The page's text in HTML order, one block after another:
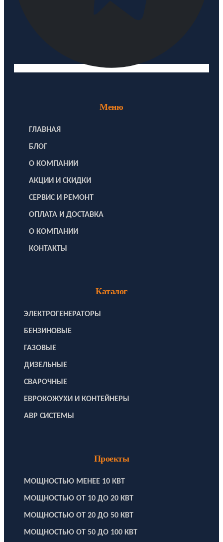
Меню
ГЛАВНАЯ
БЛОГ
О КОМПАНИИ
АКЦИИ И СКИДКИ
СЕРВИС И РЕМОНТ
ОПЛАТА И ДОСТАВКА
О КОМПАНИИ
КОНТАКТЫ
Каталог
ЭЛЕКТРОГЕНЕРАТОРЫ
БЕНЗИНОВЫЕ
ГАЗОВЫЕ
ДИЗЕЛЬНЫЕ
СВАРОЧНЫЕ
ЕВРОКОЖУХИ И КОНТЕЙНЕРЫ
АВР СИСТЕМЫ
Проекты
МОЩНОСТЬЮ МЕНЕЕ 10 КВТ
МОЩНОСТЬЮ ОТ 10 ДО 20 КВТ
МОЩНОСТЬЮ ОТ 20 ДО 50 КВТ
МОЩНОСТЬЮ ОТ 50 ДО 100 КВТ